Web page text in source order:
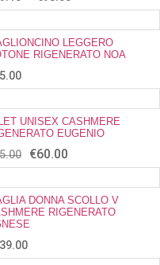
LEGGERO
RIGENERATO NOA
UNISEX CASHMERE
EUGENIO
€60.00
DONNA SCOLLO V
RIGENERATO